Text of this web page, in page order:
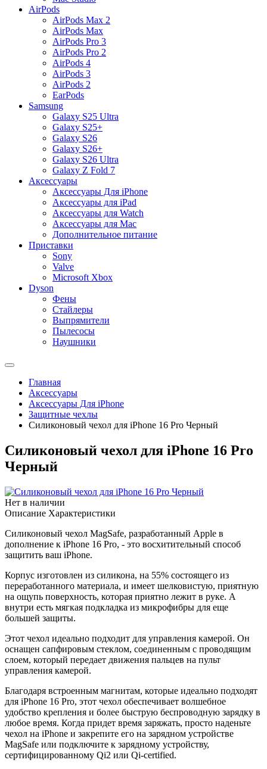
AirPods
AirPods Max 2
AirPods Max
AirPods Pro 3
AirPods Pro 2
AirPods 4
AirPods 3
AirPods 2
EarPods
Samsung
Galaxy S25 Ultra
Galaxy S25+
Galaxy S26
Galaxy S26+
Galaxy S26 Ultra
Galaxy Z Fold 7
Аксессуары
Аксессуары Для iPhone
Аксессуары для iPad
Аксессуары для Watch
Аксессуары для Mac
Дополнительное питание
Приставки
Sony
Valve
Microsoft Xbox
Dyson
Фены
Стайлеры
Выпрямители
Пылесосы
Наушники
Главная
Аксессуары
Аксессуары Для iPhone
Защитные чехлы
Силиконовый чехол для iPhone 16 Pro Черный
Силиконовый чехол для iPhone 16 Pro
Черный
Нет в наличии
Описание Характеристики
Силиконовый чехол MagSafe, разработанный Apple в
дополнение к iPhone 16 Pro, - это восхитительный способ
защитить ваш iPhone.
Корпус изготовлен из силикона, на 55% состоящего из
переработанного материала, и имеет шелковистую, приятную
на ощупь поверхность, которая приятно лежит в руке. А
внутри есть мягкая подкладка из микрофибры для еще
большей защиты.
Этот чехол идеально подходит для управления камерой. Он
оснащен сапфировым стеклом, соединенным с проводящим
слоем, который передает движения пальцев на пульт
управления камерой.
Благодаря встроенным магнитам, которые идеально подходят
для iPhone 16 Pro, этот чехол обеспечивает волшебное
удобство крепления и более быструю беспроводную зарядку в
любое время. Когда придет время заряжать, просто наденьте
чехол на iPhone и закрепите его на зарядном устройстве
MagSafe или подключите к зарядному устройству,
сертифицированному Qi2 или Qi-certified.